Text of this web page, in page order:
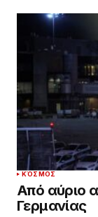
ΚΌΣΜΟΣ
Από αύριο
Γερμανίας